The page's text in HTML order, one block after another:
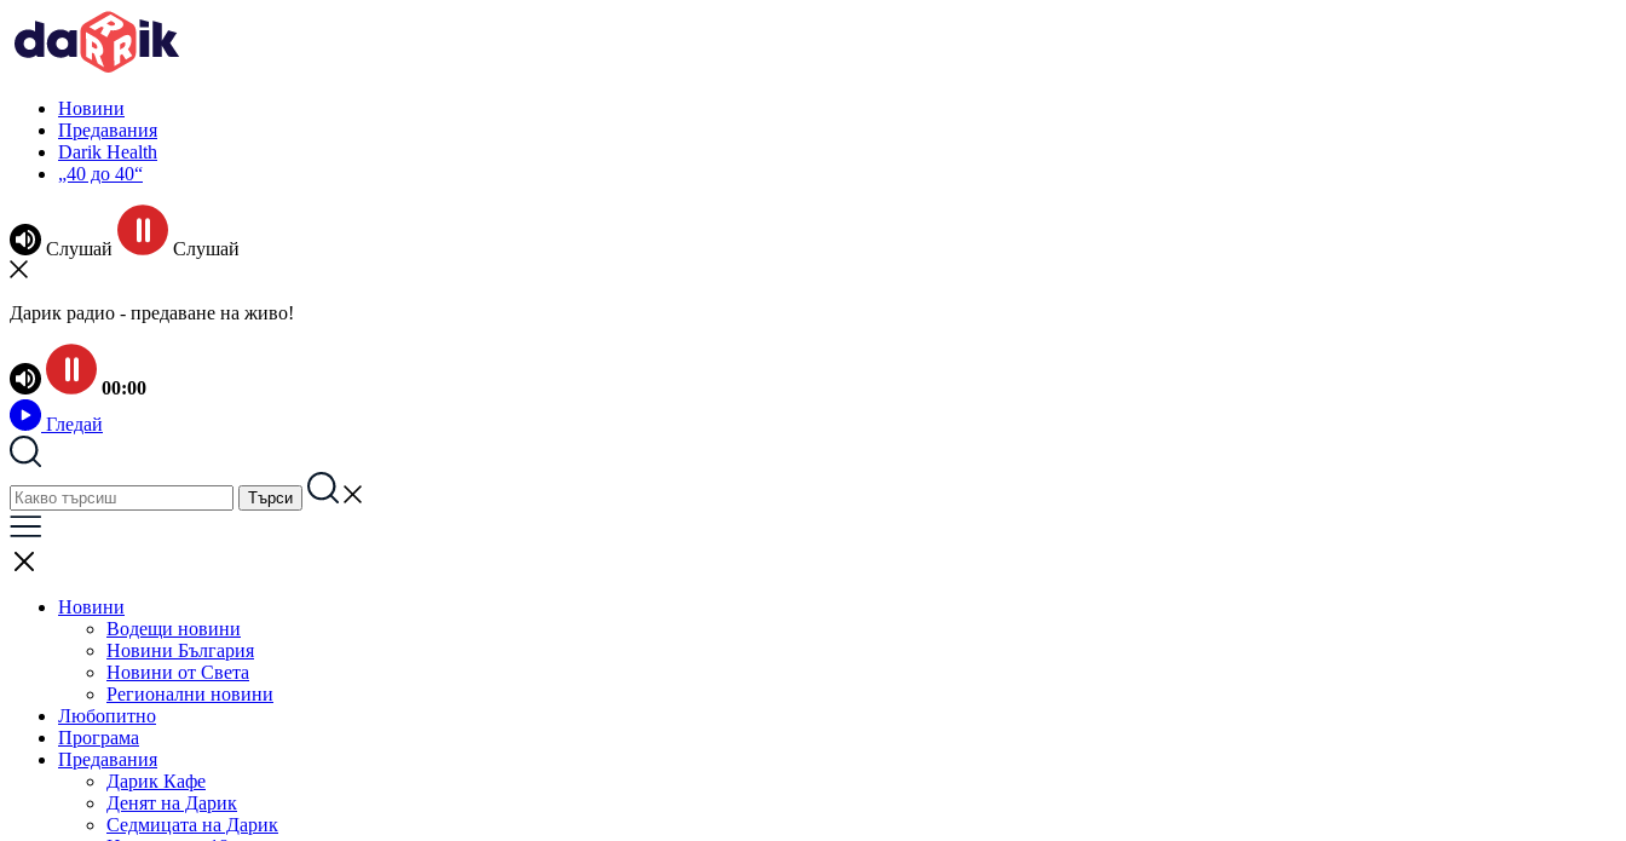
Новини
Предавания
Darik Health
„40 до 40“
Слушай Слушай
Дарик радио - предаване на живо!
00:00
Гледай
Новини
Водещи новини
Новини България
Новини от Света
Регионални новини
Любопитно
Програма
Предавания
Дарик Кафе
Денят на Дарик
Седмицата на Дарик